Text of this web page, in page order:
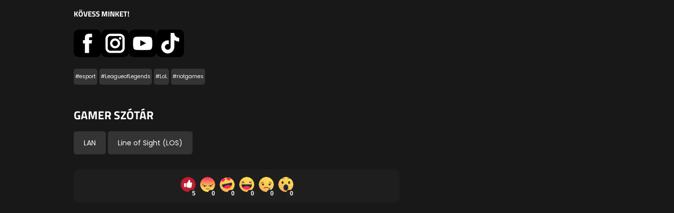
KÖVESS MINKET!
#esport #LeagueofLegends #LoL #riotgames
GAMER SZÓTÁR
LAN Line of Sight (LOS)
5 0 0 0 0 0